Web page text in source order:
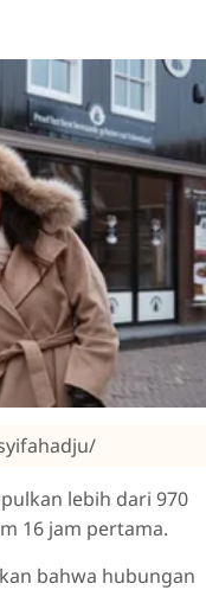
lebih dari 970
16 jam pertama.
bahwa hubungan